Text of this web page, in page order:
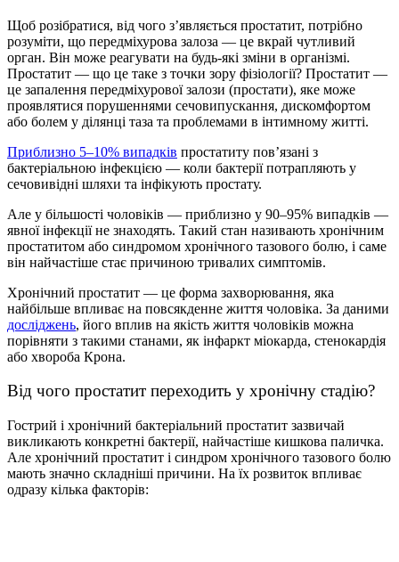
Щоб розібратися, від чого з’являється простатит, потрібно
розуміти, що передміхурова залоза — це вкрай чутливий
орган. Він може реагувати на будь-які зміни в організмі.
Простатит — що це таке з точки зору фізіології? Простатит —
це запалення передміхурової залози (простати), яке може
проявлятися порушеннями сечовипускання, дискомфортом
або болем у ділянці таза та проблемами в інтимному житті.
Приблизно 5–10% випадків простатиту пов’язані з
бактеріальною інфекцією — коли бактерії потрапляють у
сечовивідні шляхи та інфікують простату.
Але у більшості чоловіків — приблизно у 90–95% випадків —
явної інфекції не знаходять. Такий стан називають хронічним
простатитом або синдромом хронічного тазового болю, і саме
він найчастіше стає причиною тривалих симптомів.
Хронічний простатит — це форма захворювання, яка
найбільше впливає на повсякденне життя чоловіка. За даними
досліджень, його вплив на якість життя чоловіків можна
порівняти з такими станами, як інфаркт міокарда, стенокардія
або хвороба Крона.
Від чого простатит переходить у хронічну стадію?
Гострий і хронічний бактеріальний простатит зазвичай
викликають конкретні бактерії, найчастіше кишкова паличка.
Але хронічний простатит і синдром хронічного тазового болю
мають значно складніші причини. На їх розвиток впливає
одразу кілька факторів: